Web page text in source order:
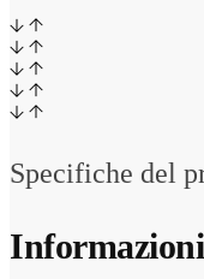
Specifiche del